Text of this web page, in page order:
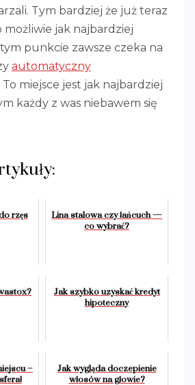
Tym bardziej że już teraz
możliwie jak najbardziej
punkcie zawsze czeka na
automatyczny
To miejsce jest jak najbardziej
każdy z was niebawem się
rzęs
Lina stalowa czy łańcuch —
co wybrać?
Jak szybko uzyskać kredyt
hipoteczny
–
Jak wygląda doczepienie
włosów na głowie?